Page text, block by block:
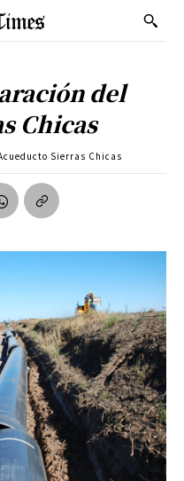
del
Chicas
Sierras Chicas